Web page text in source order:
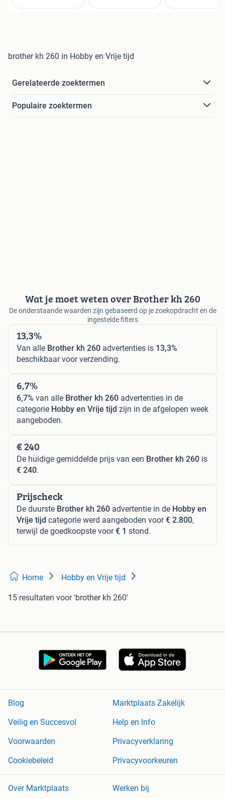
brother kh 260 in Hobby en Vrije tijd
Gerelateerde zoektermen
Populaire zoektermen
Wat je moet weten over Brother kh 260
De onderstaande waarden zijn gebaseerd op je zoekopdracht en de
ingestelde filters
13,3%
Van alle Brother kh 260 advertenties is 13,3%
beschikbaar voor verzending.
6,7%
6,7% van alle Brother kh 260 advertenties in de
categorie Hobby en Vrije tijd zijn in de afgelopen week
aangeboden.
€ 240
De huidige gemiddelde prijs van een Brother kh 260 is
€ 240.
Prijscheck
De duurste Brother kh 260 advertentie in de Hobby en
Vrije tijd categorie werd aangeboden voor€ 2.800,
terwijl de goedkoopste voor€ 1 stond.
Home Hobby en Vrije tijd
15 resultaten voor 'brother kh 260'
Blog
Marktplaats Zakelijk
Veilig en Succesvol
Help en Info
Voorwaarden
Privacyverklaring
Cookiebeleid
Privacyvoorkeuren
Over Marktplaats Werken bij